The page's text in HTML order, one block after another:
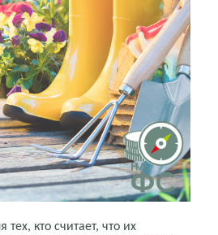
кто считает, что их